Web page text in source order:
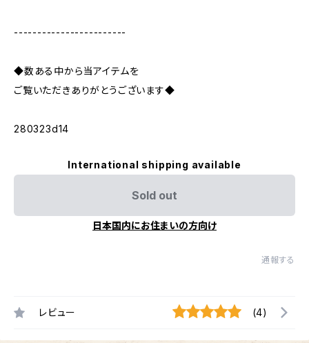
------------------------
◆数ある中から当アイテムを
ご覧いただきありがとうございます◆
280323d14
International shipping available
Sold out
日本国内にお住まいの方向け
通報する
レビュー (4)